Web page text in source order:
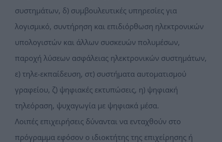
συστημάτων, δ) συμβουλευτικές υπηρεσίες για
λογισμικό, συντήρηση και επιδιόρθωση ηλεκτρονικών
υπολογιστών και άλλων συσκευών πολυμέσων,
παροχή λύσεων ασφάλειας ηλεκτρονικών συστημάτων,
ε) τηλε-εκπαίδευση, στ) συστήματα αυτοματισμού
γραφείου, ζ) ψηφιακές εκτυπώσεις, η) ψηφιακή
τηλεόραση, ψυχαγωγία με ψηφιακά μέσα.
Λοιπές επιχειρήσεις δύνανται να ενταχθούν στο
πρόγραμμα εφόσον ο ιδιοκτήτης της επιχείρησης ή